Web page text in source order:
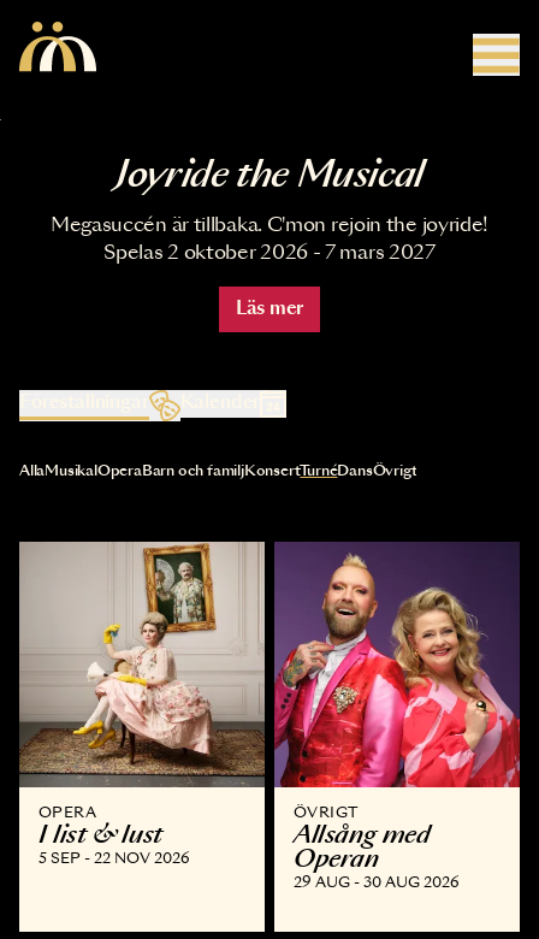
Joyride the Musical
Megasuccén är tillbaka. C'mon rejoin the joyride!
Spelas 2 oktober 2026 - 7 mars 2027
Läs mer
Kalender
Val av kategori uppdaterar innehållet automatiskt
AllaMusikal OperaBarn och familjKonsertTurnéDansÖvrigt
OPERA
I list & lust
5 SEP - 22 NOV 2026
ÖVRIGT
Allsång med
Operan
29 AUG - 30 AUG 2026